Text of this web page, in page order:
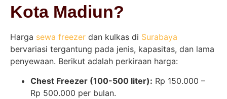
Kota Madiun?
Harga sewa freezer dan kulkas di Surabaya
bervariasi tergantung pada jenis, kapasitas, dan lama
penyewaan. Berikut adalah perkiraan harga:
Chest Freezer (100-500 liter): Rp 150.000 –
Rp 500.000 per bulan.